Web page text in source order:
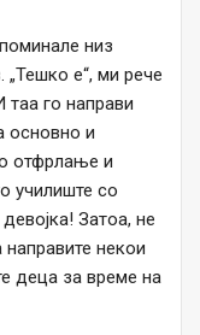
низ
е“, ми рече
таа го направи
основно и
отфрлање и
училиште со
Затоа, не
некои
деца за време на